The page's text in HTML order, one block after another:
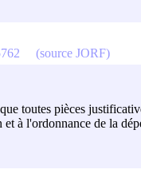
toutes pièces
à l'ordonnance de la
(source JORF)